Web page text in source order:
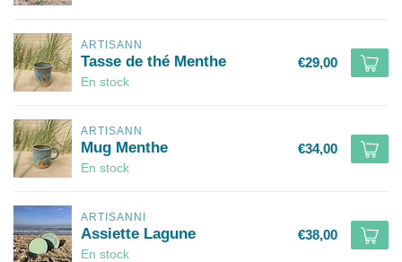
ARTISANN
Tasse de thé Menthe
En stock
€29,00
ARTISANN
Mug Menthe
En stock
€34,00
ARTISANNI
Assiette Lagune
En stock
€38,00